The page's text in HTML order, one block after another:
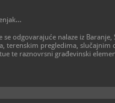
odgovarajuće nalaze iz Baranje,
terenskim pregledima,
te raznovrsni građevinski